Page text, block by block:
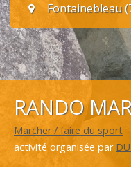
Fontainebleau
RANDO
Marcher / faire du sport
activité organisée par